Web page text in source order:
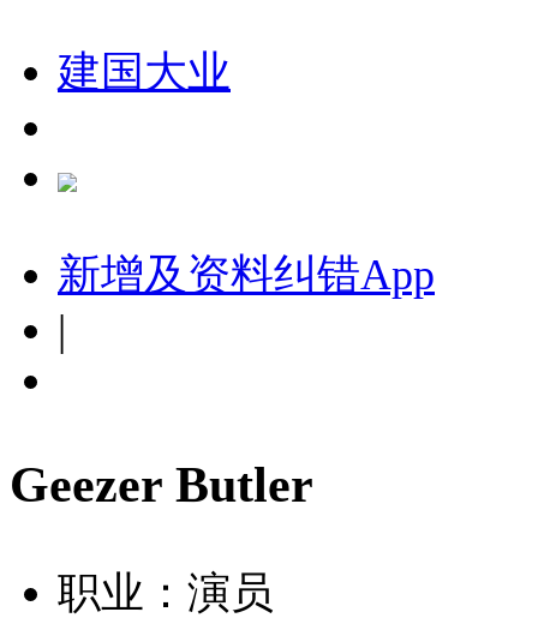
建国大业
新增及资料纠错App
|
Geezer Butler
职业：演员